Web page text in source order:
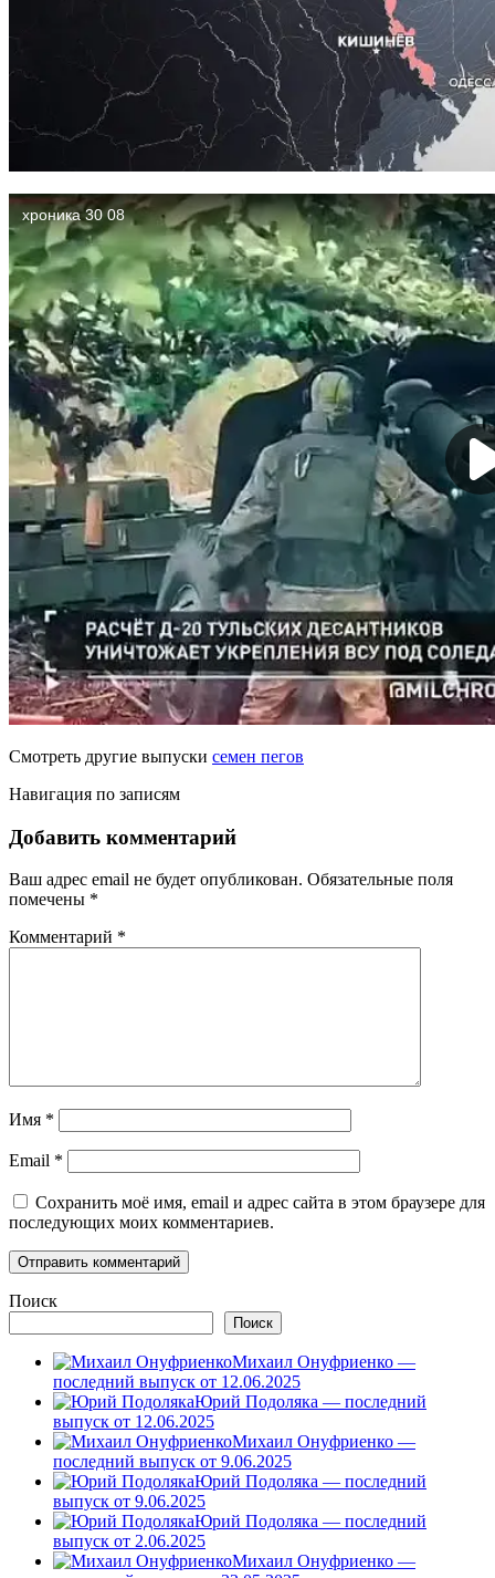
Смотреть другие выпуски семен пегов
Навигация по записям
Добавить комментарий
Ваш адрес email не будет опубликован. Обязательные поля
помечены *
Комментарий *
Имя *
Email *
Сохранить моё имя, email и адрес сайта в этом браузере для
последующих моих комментариев.
Поиск
Поиск
Михаил Онуфриенко —
последний выпуск от 12.06.2025
Юрий Подоляка — последний
выпуск от 12.06.2025
Михаил Онуфриенко —
последний выпуск от 9.06.2025
Юрий Подоляка — последний
выпуск от 9.06.2025
Юрий Подоляка — последний
выпуск от 2.06.2025
Михаил Онуфриенко —